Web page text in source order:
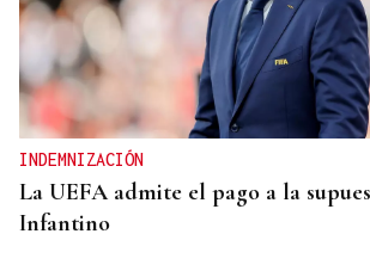
INDEMNIZACIÓN
La UEFA admite el pago a la
Infantino